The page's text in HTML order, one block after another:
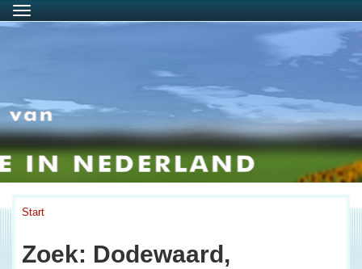
Menu
Start
Zoek: Dodewaard,